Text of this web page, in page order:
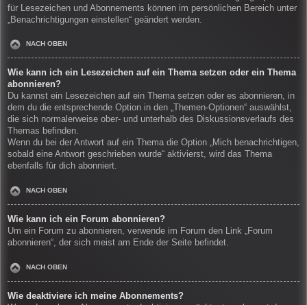
für Lesezeichen und Abonnements können im persönlichen Bereich unter
„Benachrichtigungen einstellen“ geändert werden.
NACH OBEN
Wie kann ich ein Lesezeichen auf ein Thema setzen oder ein Thema
abonnieren?
Du kannst ein Lesezeichen auf ein Thema setzen oder es abonnieren, in
dem du die entsprechende Option in den „Themen-Optionen“ auswählst,
die sich normalerweise ober- und unterhalb des Diskussionsverlaufs des
Themas befinden.
Wenn du bei der Antwort auf ein Thema die Option „Mich benachrichtigen,
sobald eine Antwort geschrieben wurde“ aktivierst, wird das Thema
ebenfalls für dich abonniert.
NACH OBEN
Wie kann ich ein Forum abonnieren?
Um ein Forum zu abonnieren, verwende im Forum den Link „Forum
abonnieren“, der sich meist am Ende der Seite befindet.
NACH OBEN
Wie deaktiviere ich meine Abonnements?